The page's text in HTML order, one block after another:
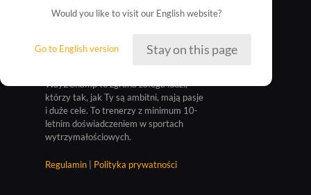
Way2Champ to zgrana załoga ludzi,
którzy tak, jak Ty są ambitni, mają pasje
i duże cele. To trenerzy z minimum 10-
letnim doświadczeniem w sportach
wytrzymałościowych.
Regulamin Polityka prywatności
Would you like to visit our English website?
Go to English version Stay on this page